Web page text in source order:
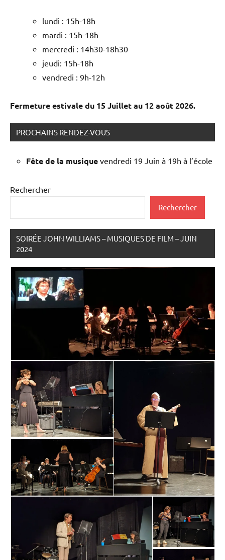
lundi : 15h-18h
mardi : 15h-18h
mercredi : 14h30-18h30
jeudi: 15h-18h
vendredi : 9h-12h
Fermeture estivale du 15 Juillet au 12 août 2026.
PROCHAINS RENDEZ-VOUS
Fête de la musique vendredi 19 Juin à 19h à l’école
Rechercher
Rechercher
SOIRÉE JOHN WILLIAMS – MUSIQUES DE FILM – JUIN
2024